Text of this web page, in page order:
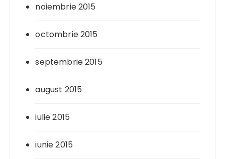
noiembrie 2015
octombrie 2015
septembrie 2015
august 2015
iulie 2015
iunie 2015